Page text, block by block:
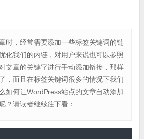
时，经常需要添加一些标签关键词的链
化我们的内链，对用户来说也可以参照
文章的关键字进行手动添加链接，那样
，而且在标签关键词很多的情况下我们
如何让WordPress站点的文章自动添加
？请读者继续往下看：